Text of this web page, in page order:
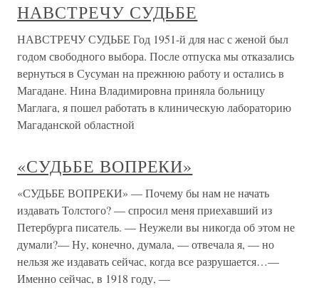
НАВСТРЕЧУ СУДЬБЕ
НАВСТРЕЧУ СУДЬБЕ Год 1951-й для нас с женой был
годом свободного выбора. После отпуска мы отказались
вернуться в Сусуман на прежнюю работу и остались в
Магадане. Нина Владимировна приняла больницу
Маглага, я пошел работать в клиническую лабораторию
Магаданской областной
«СУДЬБЕ ВОПРЕКИ»
«СУДЬБЕ ВОПРЕКИ» — Почему бы нам не начать
издавать Толстого? — спросил меня приехавший из
Петербурга писатель. — Неужели вы никогда об этом не
думали?— Ну, конечно, думала, — отвечала я, — но
нельзя же издавать сейчас, когда все разрушается…—
Именно сейчас, в 1918 году, —